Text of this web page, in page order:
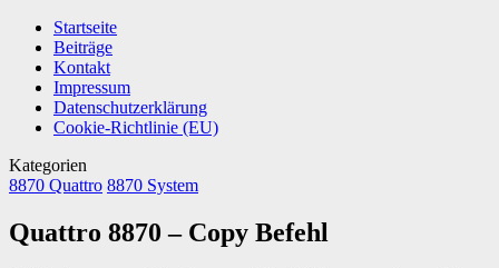
Startseite
Beiträge
Kontakt
Impressum
Datenschutzerklärung
Cookie-Richtlinie (EU)
Kategorien
8870 Quattro 8870 System
Quattro 8870 – Copy Befehl